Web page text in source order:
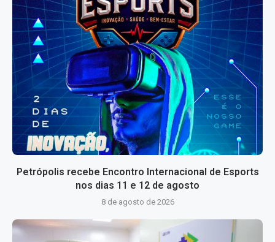
Petrópolis recebe Encontro Internacional de Esports
nos dias 11 e 12 de agosto
8 de agosto de 2026